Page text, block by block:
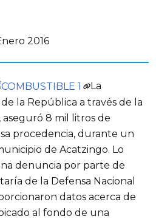
2016
La
la República a través de la
8 mil litros de
procedencia, durante un
de Acatzingo. Lo
denuncia por parte de
de la Defensa Nacional
datos acerca de
al fondo de una